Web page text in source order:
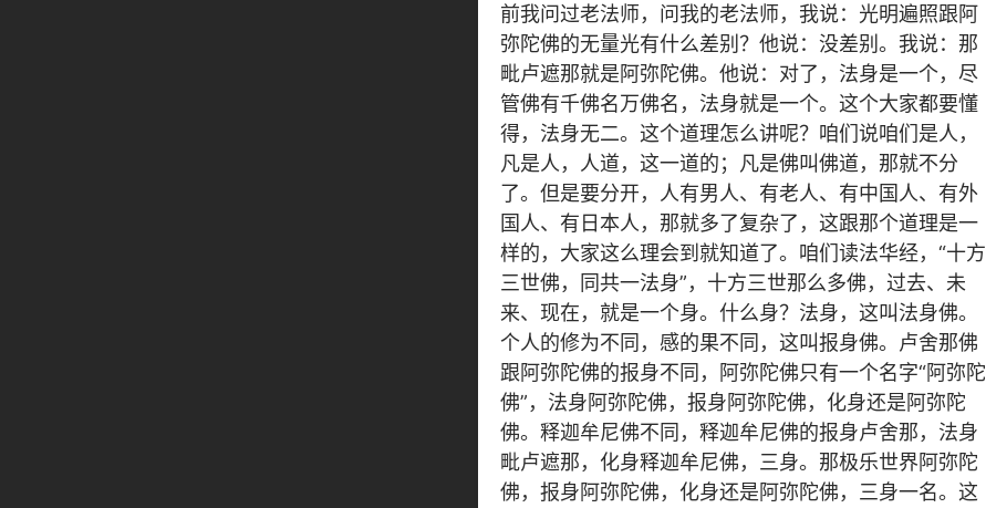
前我问过老法师，问我的老法师，我说：光明遍照跟阿
弥陀佛的无量光有什么差别？他说：没差别。我说：那
毗卢遮那就是阿弥陀佛。他说：对了，法身是一个，尽
管佛有千佛名万佛名，法身就是一个。这个大家都要懂
得，法身无二。这个道理怎么讲呢？咱们说咱们是人，
凡是人，人道，这一道的；凡是佛叫佛道，那就不分
了。但是要分开，人有男人、有老人、有中国人、有外
国人、有日本人，那就多了复杂了，这跟那个道理是一
样的，大家这么理会到就知道了。咱们读法华经，“十方
三世佛，同共一法身”，十方三世那么多佛，过去、未
来、现在，就是一个身。什么身？法身，这叫法身佛。
个人的修为不同，感的果不同，这叫报身佛。卢舍那佛
跟阿弥陀佛的报身不同，阿弥陀佛只有一个名字“阿弥陀
佛”，法身阿弥陀佛，报身阿弥陀佛，化身还是阿弥陀
佛。释迦牟尼佛不同，释迦牟尼佛的报身卢舍那，法身
毗卢遮那，化身释迦牟尼佛，三身。那极乐世界阿弥陀
佛，报身阿弥陀佛，化身还是阿弥陀佛，三身一名。这